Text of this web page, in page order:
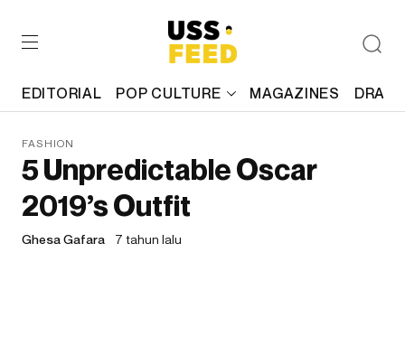
EDITORIAL POP CULTURE MAGAZINES
FASHION
5 Unpredictable Oscar
2019’s Outfit
Ghesa Gafara 7 tahun lalu